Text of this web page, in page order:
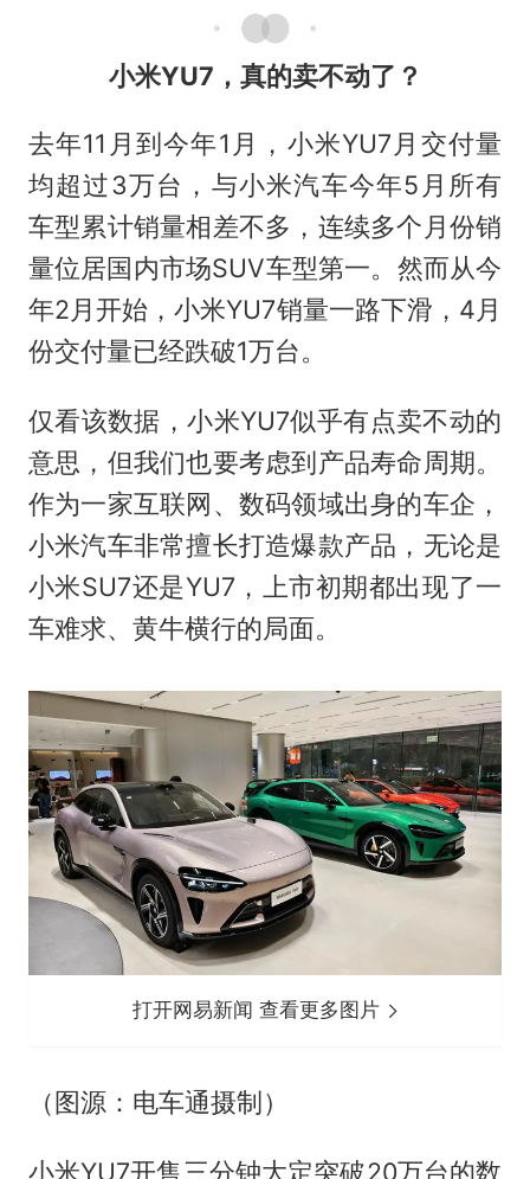
小米YU7，真的卖不动了？
去年11月到今年1月，小米YU7月交付量
均超过3万台，与小米汽车今年5月所有
车型累计销量相差不多，连续多个月份销
量位居国内市场SUV车型第一。然而从今
年2月开始，小米YU7销量一路下滑，4月
份交付量已经跌破1万台。
仅看该数据，小米YU7似乎有点卖不动的
意思，但我们也要考虑到产品寿命周期。
作为一家互联网、数码领域出身的车企，
小米汽车非常擅长打造爆款产品，无论是
小米SU7还是YU7，上市初期都出现了一
车难求、黄牛横行的局面。
打开网易新闻 查看更多图片
（图源：电车通摄制）
小米YU7开售三分钟大定突破20万台的数